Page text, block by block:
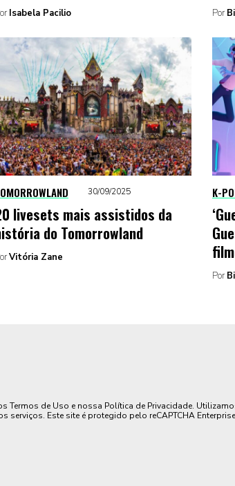
Isabela Pacilio Por
30/09/2025
livesets mais assistidos da
do Tomorrowland
Vitória Zane
K-
Por
Termos de Uso e nossa Política de Privacidade.
Este site é protegido pelo reCAPTCHA